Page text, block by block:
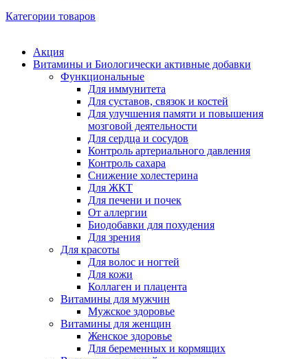
Категории товаров
Акция
Витамины и Биологически активные добавки
Функциональные
Для иммунитета
Для суставов, связок и костей
Для улучшения памяти и повышения
мозговой деятельности
Для сердца и сосудов
Контроль артериального давления
Контроль сахара
Снижение холестерина
Для ЖКТ
Для печени и почек
От аллергии
Биодобавки для похудения
Для зрения
Для красоты
Для волос и ногтей
Для кожи
Коллаген и плацента
Витамины для мужчин
Мужское здоровье
Витамины для женщин
Женское здоровье
Для беременных и кормящих